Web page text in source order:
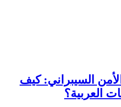
السيبراني: كيف
العربية؟